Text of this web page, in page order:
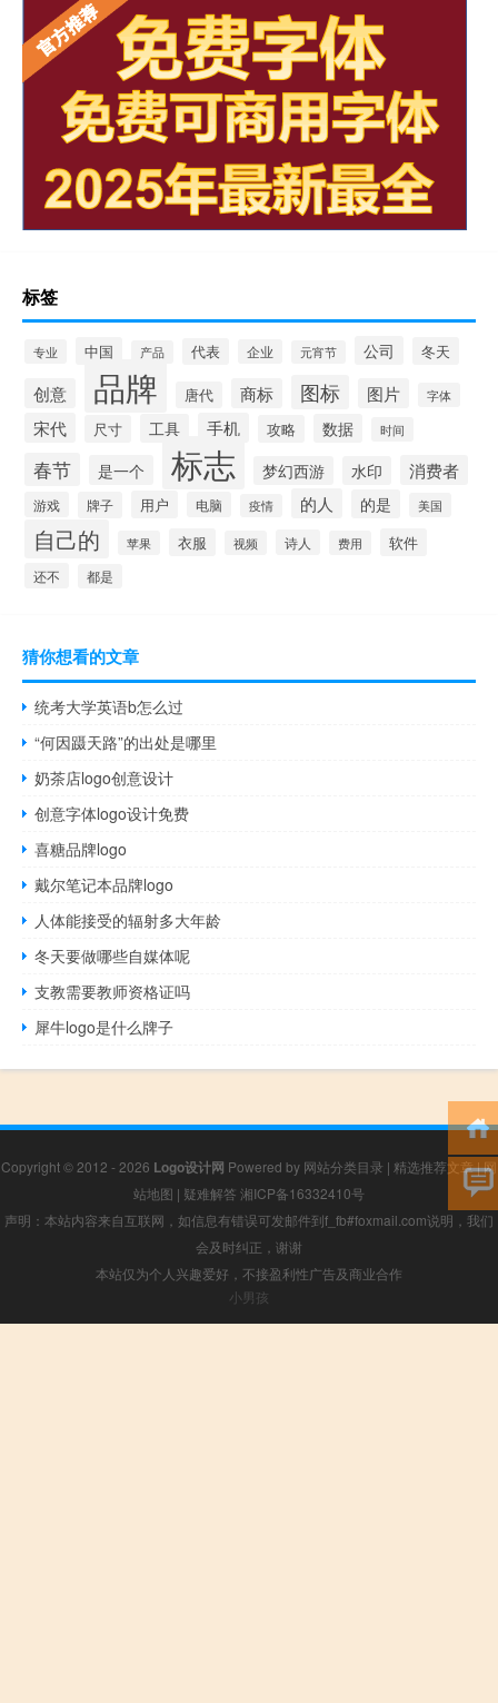
标签
专业 中国 产品 代表 企业 元宵节 公司 冬天
创意 品牌 唐代 商标 图标 图片 字体
宋代 尺寸 工具 手机 攻略 数据 时间
春节 是一个 标志 梦幻西游 水印 消费者
游戏 牌子 用户 电脑 疫情 的人 的是 美国
自己的 苹果 衣服 视频 诗人 费用 软件
还不 都是
猜你想看的文章
统考大学英语b怎么过
“何因蹑天路”的出处是哪里
奶茶店logo创意设计
创意字体logo设计免费
喜糖品牌logo
戴尔笔记本品牌logo
人体能接受的辐射多大年龄
冬天要做哪些自媒体呢
支教需要教师资格证吗
犀牛logo是什么牌子
Copyright © 2012 - 2026 Logo设计网 Powered by 网站分类目录 | 精选推荐文章|网
站地图 | 疑难解答 湘ICP备16332410号
声明：本站内容来自互联网，如信息有错误可发邮件到f_fb#foxmail.com说明，我们
会及时纠正，谢谢
本站仅为个人兴趣爱好，不接盈利性广告及商业合作
小男孩